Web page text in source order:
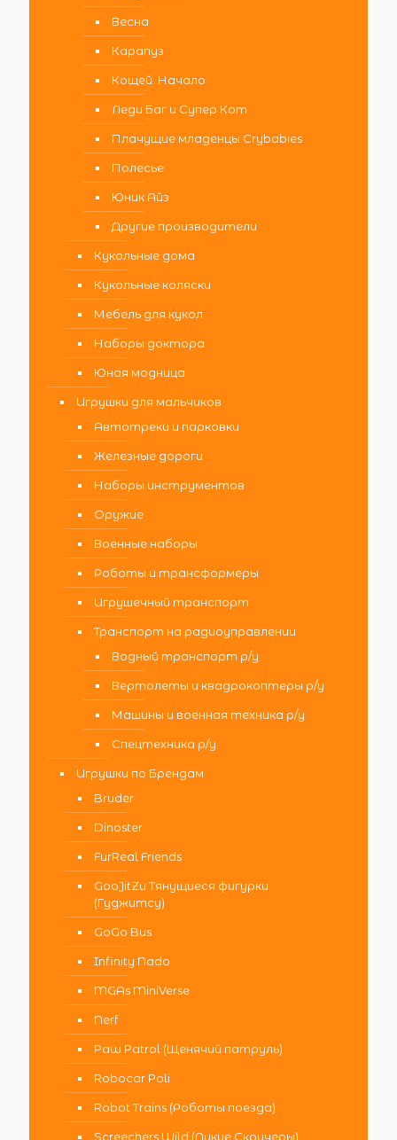
Весна
Карапуз
Кощей. Начало
Леди Баг и Супер Кот
Плачущие младенцы Crybabies
Полесье
Юник Айз
Другие производители
Кукольные дома
Кукольные коляски
Мебель для кукол
Наборы доктора
Юная модница
Игрушки для мальчиков
Автотреки и парковки
Железные дороги
Наборы инструментов
Оружие
Военные наборы
Роботы и трансформеры
Игрушечный транспорт
Транспорт на радиоуправлении
Водный транспорт р/у
Вертолеты и квадрокоптеры р/у
Машины и военная техника р/у
Спецтехника р/у
Игрушки по Брендам
Bruder
Dinoster
FurReal Friends
GooJitZu Тянущиеся фигурки
(Гуджитсу)
GoGo Bus
Infinity Nado
MGAs MiniVerse
Nerf
Paw Patrol (Щенячий патруль)
Robocar Poli
Robot Trains (Роботы поезда)
Screechers Wild (Дикие Скричеры)